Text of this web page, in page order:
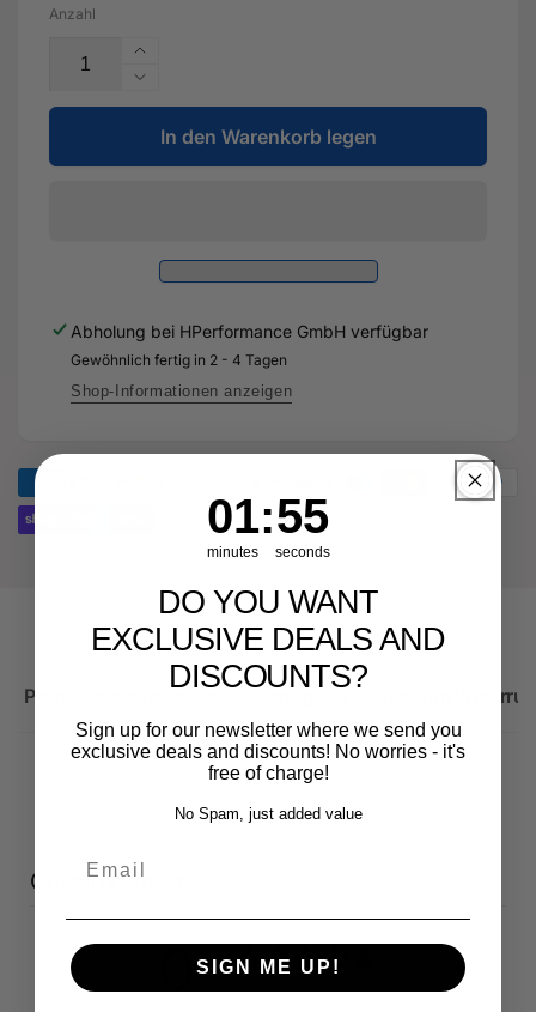
Anzahl
Erhöhe
die
Menge
für
Anlasser
022
Original
Ersatzteil
für
Verringere
die
Menge
für
911
022
-
Original
Ersatzteil
In den Warenkorb legen
Abholung bei HPerformance GmbH verfügbar
Gewöhnlich fertig in 2 - 4 Tagen
Shop-Informationen anzeigen
Produktbeschreibung Wichtige Hinweise zum
Customer reviews
/ 5
Countdown ends in:
1
01
minutes
: 55
55
seconds
DO YOU WANT
EXCLUSIVE DEALS AND
DISCOUNTS?
Sign up for our newsletter where we send you
exclusive deals and discounts! No worries - it's
free of charge!
No Spam, just added value
SIGN ME UP!